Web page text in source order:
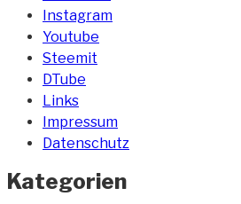
Instagram
Youtube
Steemit
DTube
Links
Impressum
Datenschutz
Kategorien